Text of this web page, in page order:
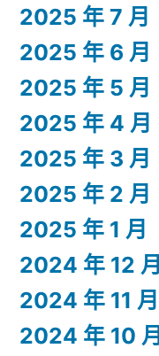
2025 年 7 月
2025 年 6 月
2025 年 5 月
2025 年 4 月
2025 年 3 月
2025 年 2 月
2025 年 1 月
2024 年 12 月
2024 年 11 月
2024 年 10 月